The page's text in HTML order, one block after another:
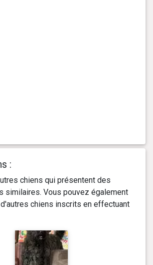
:
chiens qui présentent des
similaires. Vous pouvez également
chiens inscrits en effectuant